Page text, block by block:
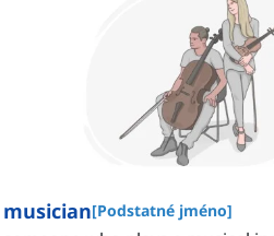
musician[Podstatné jméno]